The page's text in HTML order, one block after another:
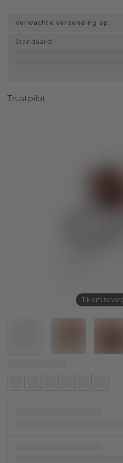
Tik om te
Verwachte verzending op:
Standaard :
Trustpilot